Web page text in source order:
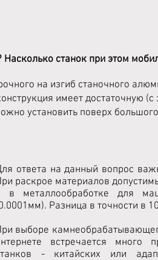
станок при этом
на изгиб станочного
имеет достаточную
установить поверх
ответа на данный вопрос
раскрое материалов
в металлообработке для
Разница в точности в
выборе
встречается много
- китайских или